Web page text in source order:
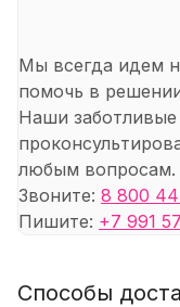
Мы всегда идем
помочь в
Наши
любым вопросам.
Звоните: 8 800
Пишите: +7 991
Способы